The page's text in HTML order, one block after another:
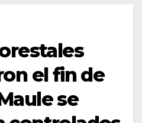
el fin de
se